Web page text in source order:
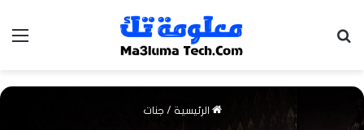
الرئيسية / جنات